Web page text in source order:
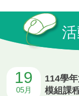
19
05月
114學
模組課